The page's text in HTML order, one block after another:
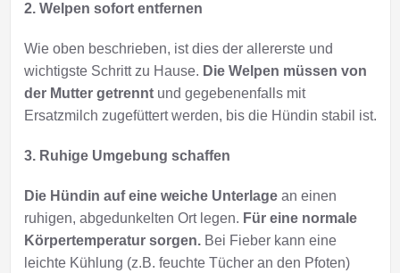
2. Welpen sofort entfernen
Wie oben beschrieben, ist dies der allererste und
wichtigste Schritt zu Hause. Die Welpen müssen von
der Mutter getrenntund gegebenenfalls mit
Ersatzmilch zugefüttert werden, bis die Hündin stabil ist.
3. Ruhige Umgebung schaffen
Die Hündin auf eine weiche Unterlagean einen
ruhigen, abgedunkelten Ort legen. Für eine normale
Körpertemperatur sorgen.Bei Fieber kann eine
leichte Kühlung (z.B. feuchte Tücher an den Pfoten)